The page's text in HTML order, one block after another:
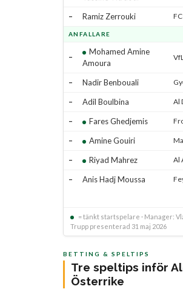
–
Ramiz Zerrouki
ANFALLARE
–
Mohamed Amine
Amoura
– Nadir Benbouali
–
Adil Boulbina Al
–
Fares Ghedjemis
–
Amine Gouiri
–
Riyad Mahrez Al
–
Anis Hadj Moussa
= tänkt startspelare · Manager:
Trupp presenterad 31 maj 2026
BETTING & SPELTIPS
Tre speltips inför
Österrike